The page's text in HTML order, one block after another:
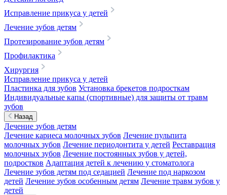
Исправление прикуса у детей
Лечение зубов детям
Протезирование зубов детям
Профилактика
Хирургия
Исправление прикуса у детей
Пластинка для зубов Установка брекетов подросткам
Индивидуальные капы (спортивные) для защиты от травм
зубов
Назад
Лечение зубов детям
Лечение кариеса молочных зубов Лечение пульпита
молочных зубов Лечение периодонтита у детей Реставрация
молочных зубов Лечение постоянных зубов у детей,
подростков Адаптация детей к лечению у стоматолога
Лечение зубов детям под седацией Лечение под наркозом
детей Лечение зубов особенным детям Лечение травм зубов у
детей